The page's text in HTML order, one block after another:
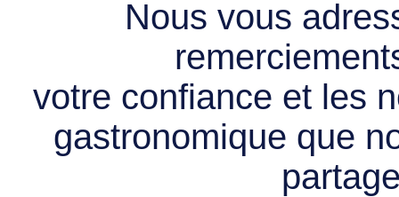
Nous vous
votre confiance et les
gastronomique que